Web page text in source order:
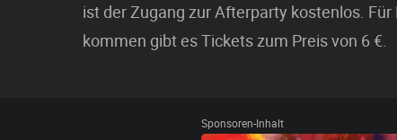
ist der Zugang zur Afterparty kostenlos.
kommen gibt es Tickets zum Preis von 6 €.
Sponsoren-Inhalt